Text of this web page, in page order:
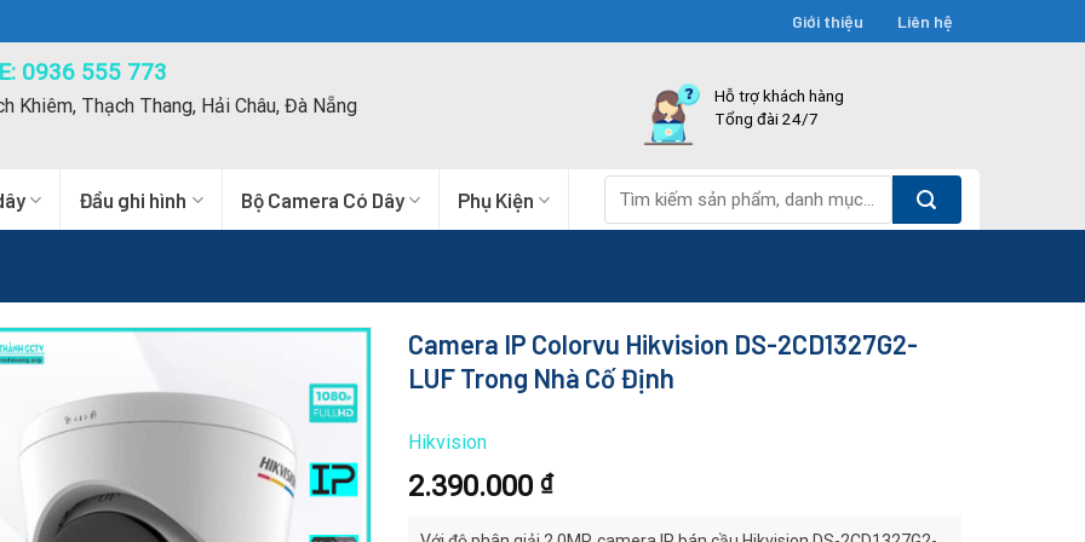
Giới thiệu Liên hệ
0936 555 773
Khiêm, Thạch Thang, Hải Châu, Đà Nẵng
Hỗ trợ khách hàng
Tổng đài 24/7
Đầu ghi hình Bộ Camera Có Dây Phụ Kiện
kiếm:
Camera IP Colorvu Hikvision DS-2CD1327G2-
LUF Trong Nhà Cố Định
Hikvision
2.390.000 ₫